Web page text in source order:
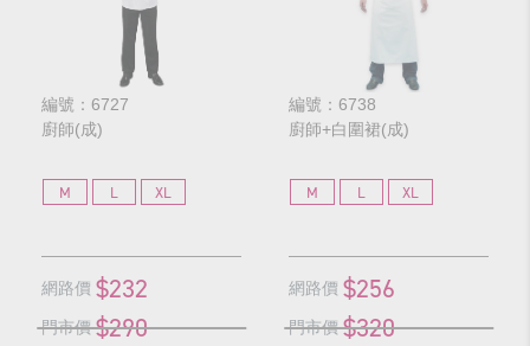
編號：6727
廚師(成)
M L XL
網路價 $232
門市價 $290
編號：6738
廚師+白圍裙(成)
M L XL
網路價 $256
門市價 $320